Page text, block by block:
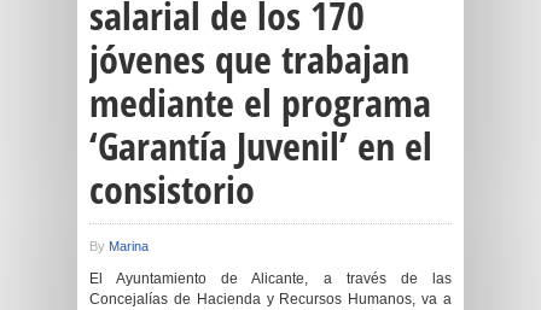
salarial de los 170
jóvenes que trabajan
mediante el programa
‘Garantía Juvenil’ en el
consistorio
By Marina
El Ayuntamiento de Alicante, a través de las
Concejalías de Hacienda y Recursos Humanos, va a